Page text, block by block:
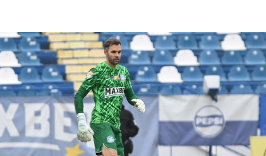
c! Un
club ce a
jucat
recent în
Superliga
este în
pragul
dorit în
prima
ligă